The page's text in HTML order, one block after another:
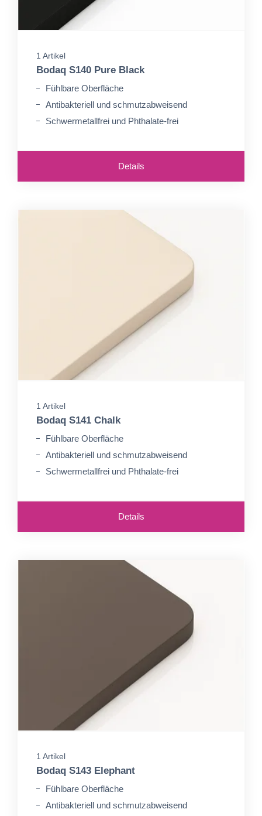
1 Artikel
Bodaq S140 Pure Black
Fühlbare Oberfläche
Antibakteriell und schmutzabweisend
Schwermetallfrei und Phthalate-frei
Details
1 Artikel
Bodaq S141 Chalk
Fühlbare Oberfläche
Antibakteriell und schmutzabweisend
Schwermetallfrei und Phthalate-frei
Details
1 Artikel
Bodaq S143 Elephant
Fühlbare Oberfläche
Antibakteriell und schmutzabweisend